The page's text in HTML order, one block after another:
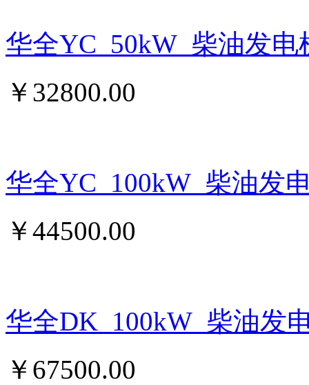
华全YC_50kW_柴油发电
￥ 32800.00
华全YC_100kW_柴油发
￥44500.00
华全DK_100kW_柴油发
￥ 67500.00